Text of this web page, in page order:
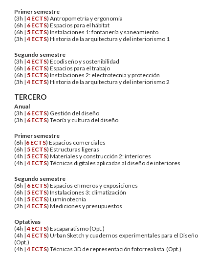
Primer semestre
(3h |4 ECTS) Antropometría y ergonomía
(6h | 6 ECTS) Espacios para el hábitat
(6h | 5 ECTS) Instalaciones 1: fontanería y saneamiento
(3h |4 ECTS) Historia de la arquitectura y del interiorismo 1
Segundo semestre
(3h |4 ECTS) Ecodiseño y sostenibilidad
(6h | 6 ECTS) Espacios para el trabajo
(6h | 5 ECTS) Instalaciones 2: electrotecnia y protección
(3h |4 ECTS) Historia de la arquitectura y del interiorismo 2
TERCERO
Anual
(3h | 6 ECTS) Gestión del diseño
(3h | 6 ECTS) Teoría y cultura del diseño
Primer semestre
(6h |6 ECTS) Espacios comerciales
(6h | 5 ECTS) Estructuras ligeras
(4h | 5 ECTS) Materiales y construcción 2: interiores
(4h |4 ECTS) Técnicas digitales aplicadas al diseño de interiores
Segundo semestre
(6h | 6 ECTS) Espacios efímeros y exposiciones
(6h | 5 ECTS) Instalaciones 3: climatización
(4h | 5 ECTS) Luminotecnia
(2h |4 ECTS) Mediciones y presupuestos
Optativas
(4h |4 ECTS) Escaparatismo (Opt.)
(4h |4 ECTS) Urban Sketch y cuadernos experimentales para el Diseño
(Opt.)
(4h |4 ECTS) Técnicas 3D de representación fotorrealista (Opt.)